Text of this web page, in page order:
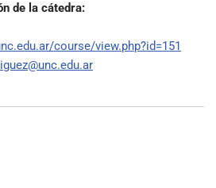
de la cátedra:
course/view.php?id=151